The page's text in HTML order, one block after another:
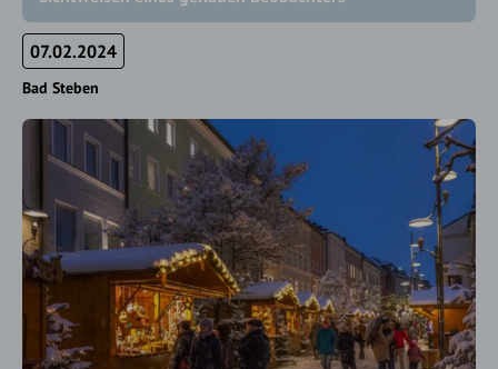
07.02.2024
Bad Steben